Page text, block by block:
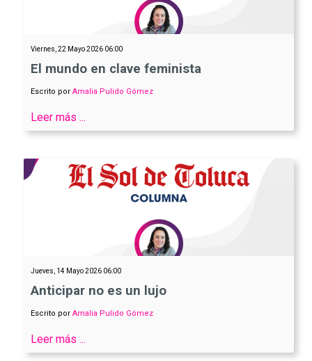
Viernes, 22 Mayo 2026 06:00
El mundo en clave feminista
Escrito por Amalia Pulido Gómez
Leer más ...
Jueves, 14 Mayo 2026 06:00
Anticipar no es un lujo
Escrito por Amalia Pulido Gómez
Leer más ...